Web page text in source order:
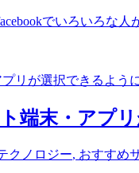
でいろいろな
端末・アプ
クノロジー, おすすめ